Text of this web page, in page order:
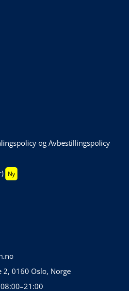
og Avbestillingspolicy
Ny
2, 0160 Oslo, Norge